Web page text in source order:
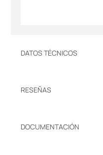
DATOS TÉCNICOS
RESEÑAS
DOCUMENTACIÓN